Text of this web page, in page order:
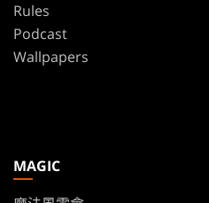
Rules
Podcast
Wallpapers
MAGIC